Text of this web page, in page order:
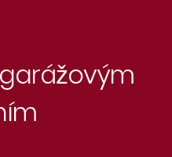
garážovým